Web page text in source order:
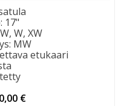
: 17"
W, XW
: MW
etukaari
€